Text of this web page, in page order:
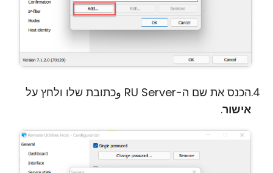
הכנס את שם ה-RU Server وכתובת שלו ולחץ על
אישור.